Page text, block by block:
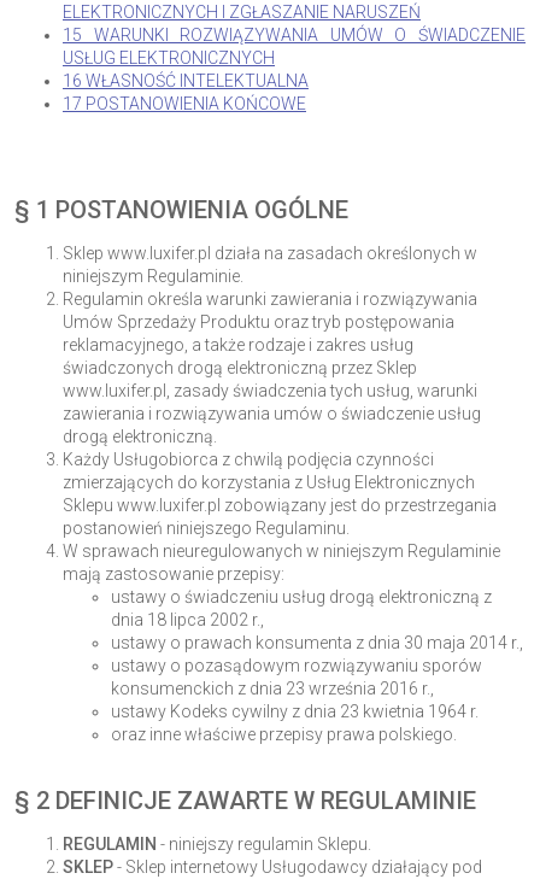
ELEKTRONICZNYCH I ZGŁASZANIE NARUSZEŃ
15 WARUNKI ROZWIĄZYWANIA UMÓW O ŚWIADCZENIE
USŁUG ELEKTRONICZNYCH
16 WŁASNOŚĆ INTELEKTUALNA
17 POSTANOWIENIA KOŃCOWE
§ 1 POSTANOWIENIA OGÓLNE
Sklep www.luxifer.pl działa na zasadach określonych w
niniejszym Regulaminie.
Regulamin określa warunki zawierania i rozwiązywania
Umów Sprzedaży Produktu oraz tryb postępowania
reklamacyjnego, a także rodzaje i zakres usług
świadczonych drogą elektroniczną przez Sklep
www.luxifer.pl, zasady świadczenia tych usług, warunki
zawierania i rozwiązywania umów o świadczenie usług
drogą elektroniczną.
Każdy Usługobiorca z chwilą podjęcia czynności
zmierzających do korzystania z Usług Elektronicznych
Sklepu www.luxifer.pl zobowiązany jest do przestrzegania
postanowień niniejszego Regulaminu.
W sprawach nieuregulowanych w niniejszym Regulaminie
mają zastosowanie przepisy:
ustawy o świadczeniu usług drogą elektroniczną z
dnia 18 lipca 2002 r.,
ustawy o prawach konsumenta z dnia 30 maja 2014 r.,
ustawy o pozasądowym rozwiązywaniu sporów
konsumenckich z dnia 23 września 2016 r.,
ustawy Kodeks cywilny z dnia 23 kwietnia 1964 r.
oraz inne właściwe przepisy prawa polskiego.
§ 2 DEFINICJE ZAWARTE W REGULAMINIE
REGULAMIN - niniejszy regulamin Sklepu.
SKLEP- Sklep internetowy Usługodawcy działający pod